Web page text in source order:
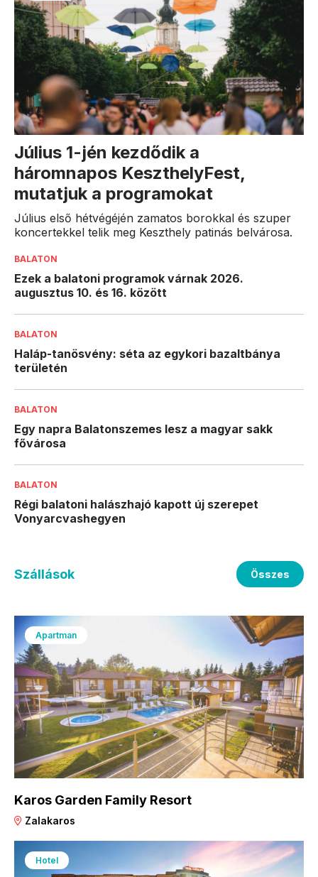
Július 1-jén kezdődik a
háromnapos KeszthelyFest,
mutatjuk a programokat
Július első hétvégéjén zamatos borokkal és szuper
koncertekkel telik meg Keszthely patinás belvárosa.
BALATON
Ezek a balatoni programok várnak 2026.
augusztus 10. és 16. között
BALATON
Haláp-tanösvény: séta az egykori bazaltbánya
területén
BALATON
Egy napra Balatonszemes lesz a magyar sakk
fővárosa
BALATON
Régi balatoni halászhajó kapott új szerepet
Vonyarcvashegyen
Szállások Összes
Apartman
Karos Garden Family Resort
Zalakaros
Hotel